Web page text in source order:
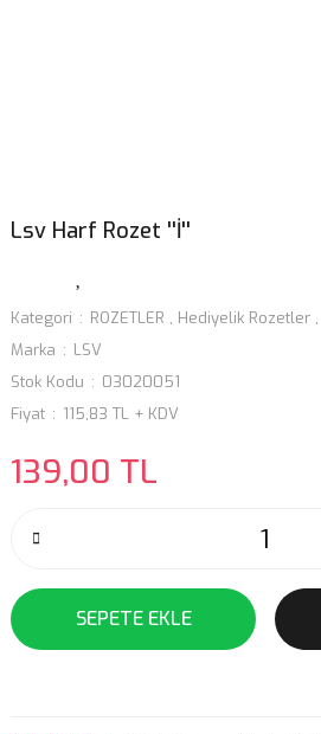
Lsv Harf Rozet ''İ''
Kategori ROZETLER , Hediyelik Rozetler ,
Marka
LSV
Stok Kodu
03020051
Fiyat
115,83 TL + KDV
139,00 TL
SEPETE EKLE